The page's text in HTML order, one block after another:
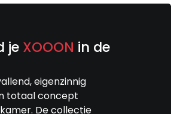
je XOOON in de
eigenzinnig
totaal concept
De collectie